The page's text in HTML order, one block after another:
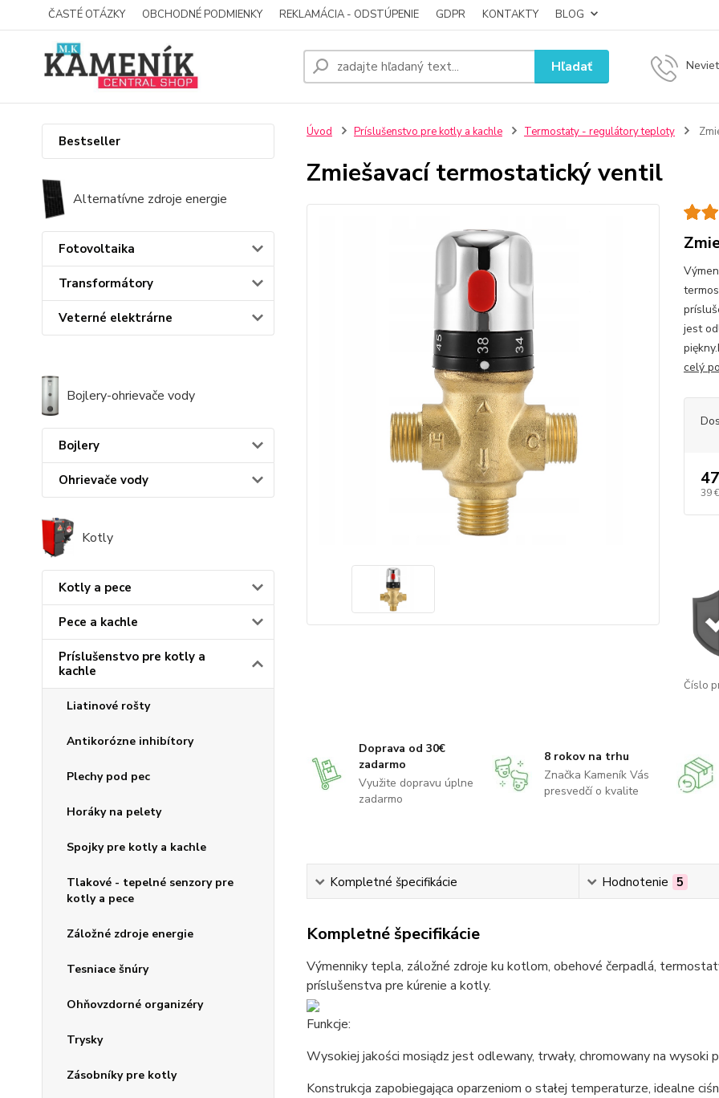
ČASTÉ OTÁZKY OBCHODNÉ PODMIENKY REKLAMÁCIA - ODSTÚPENIE GDPR KONTAKTY BLOG
Hľadať
Bestseller
Alternatívne zdroje energie
Fotovoltaika
Transformátory
Veterné elektrárne
Bojlery-ohrievače vody
Bojlery
Ohrievače vody
Kotly
Kotly a pece
Pece a kachle
Príslušenstvo pre kotly a
kachle
Liatinové rošty
Antikorózne inhibítory
Plechy pod pec
Horáky na pelety
Spojky pre kotly a kachle
Tlakové - tepelné senzory pre
kotly a pece
Záložné zdroje energie
Tesniace šnúry
Ohňovzdorné organizéry
Trysky
Zásobníky pre kotly
Úvod Príslušenstvo pre kotly a kachle Termostaty - regulátory teploty
Zmiešavací termostatický ventil
jest
celý
39 €
Číslo
Doprava od 30€
zadarmo
Využite dopravu úplne
zadarmo
8 rokov na trhu
Značka Kameník Vás
presvedčí o kvalite
Kompletné špecifikácie Hodnotenie 5
Kompletné špecifikácie
Výmenniky tepla, záložné zdroje ku kotlom, obehové čerpadlá,
príslušenstva pre kúrenie a kotly.
Funkcje:
Wysokiej jakości mosiądz jest odlewany, trwały, chromowany na wysoki
Konstrukcja zapobiegająca oparzeniom o stałej temperaturze, idealne